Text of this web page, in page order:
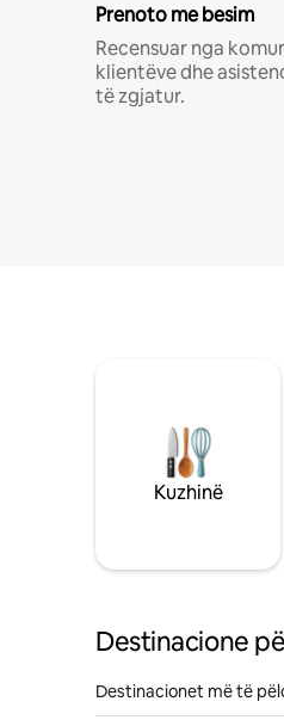
Prenoto me besim
Recensuar nga
klientëve dhe
të zgjatur.
Kuzhinë
Destinacione
Destinacionet më të